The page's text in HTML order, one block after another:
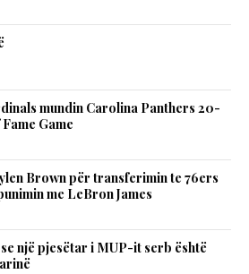
mundin Carolina Panthers 20-
Game
Brown për transferimin te 76ers
me LeBron James
një pjesëtar i MUP-it serb është